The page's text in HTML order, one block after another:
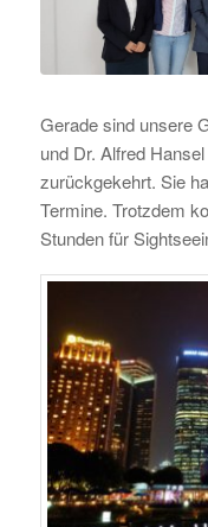
Gerade sind unsere
und Dr. Alfred
zurückgekehrt. Sie
Termine. Trotzdem
Stunden für